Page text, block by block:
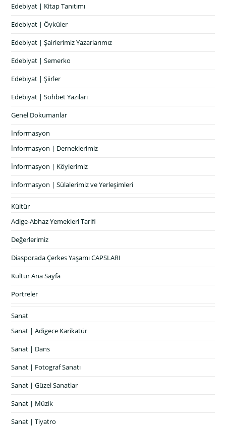
Edebiyat | Kitap Tanıtımı
Edebiyat | Öyküler
Edebiyat | Şairlerimiz Yazarlarımız
Edebiyat | Semerko
Edebiyat | Şiirler
Edebiyat | Sohbet Yazıları
Genel Dokumanlar
İnformasyon
İnformasyon | Derneklerimiz
İnformasyon | Köylerimiz
İnformasyon | Sülalerimiz ve Yerleşimleri
Kültür
Adige-Abhaz Yemekleri Tarifi
Değerlerimiz
Diasporada Çerkes Yaşamı CAPSLARI
Kültür Ana Sayfa
Portreler
Sanat
Sanat | Adigece Karikatür
Sanat | Dans
Sanat | Fotograf Sanatı
Sanat | Güzel Sanatlar
Sanat | Müzik
Sanat | Tiyatro